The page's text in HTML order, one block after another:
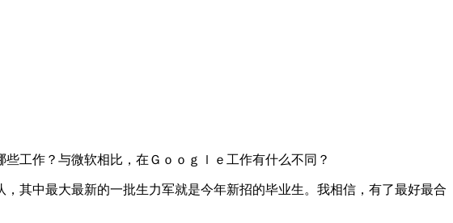
工作？与微软相比，在Ｇｏｏｇｌｅ工作有什么不同？
中最大最新的一批生力军就是今年新招的毕业生。我相信，有了最好最合